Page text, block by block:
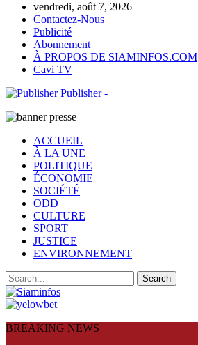
vendredi, août 7, 2026
Contactez-Nous
Publicité
Abonnement
À PROPOS DE SIAMINFOS.COM
Cavi TV
Publisher -
ACCUEIL
À LA UNE
POLITIQUE
ÉCONOMIE
SOCIÉTÉ
ODD
CULTURE
SPORT
JUSTICE
ENVIRONNEMENT
BREAKING NEWS